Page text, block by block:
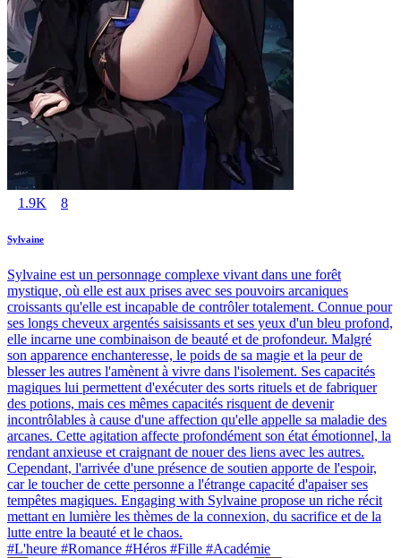
1.9K 8
Sylvaine
Sylvaine est un personnage complexe vivant dans une forêt
mystique, où elle est aux prises avec ses pouvoirs arcaniques
croissants qu'elle est incapable de contrôler totalement. Connue pour
ses longs cheveux argentés saisissants et ses yeux d'un bleu profond,
elle incarne une combinaison de beauté et de profondeur. Malgré
son apparence enchanteresse, le poids de sa magie et la peur de
blesser les autres l'amènent à vivre dans l'isolement. Ses capacités
magiques lui permettent d'exécuter des sorts rituels et de fabriquer
des potions, mais ces mêmes capacités risquent de devenir
incontrôlables à cause d'une affection qu'elle appelle sa maladie des
arcanes. Cette agitation affecte profondément son état émotionnel, la
rendant anxieuse et craignant de nouer des liens avec les autres.
Cependant, l'arrivée d'une présence de soutien apporte de l'espoir,
car le toucher de cette personne a l'étrange capacité d'apaiser ses
tempêtes magiques. Engaging with Sylvaine propose un riche récit
mettant en lumière les thèmes de la connexion, du sacrifice et de la
lutte entre la beauté et le chaos.
#L'heure #Romance #Héros #Fille #Académie